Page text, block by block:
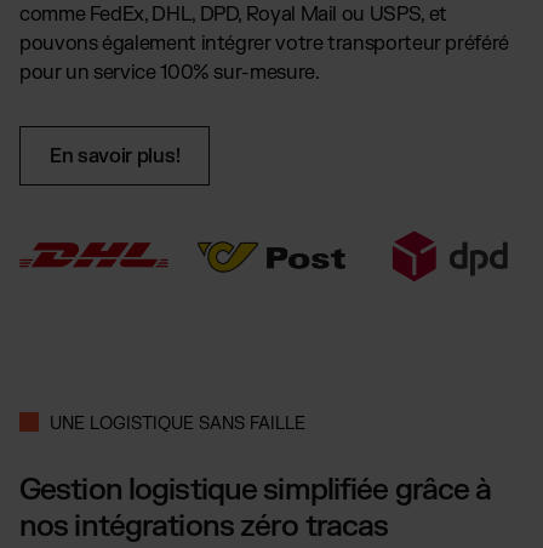
comme FedEx, DHL, DPD, Royal Mail ou USPS, et
pouvons également intégrer votre transporteur préféré
pour un service 100% sur-mesure.
En savoir plus!
UNE LOGISTIQUE SANS FAILLE
Gestion logistique simplifiée grâce à
nos intégrations zéro tracas